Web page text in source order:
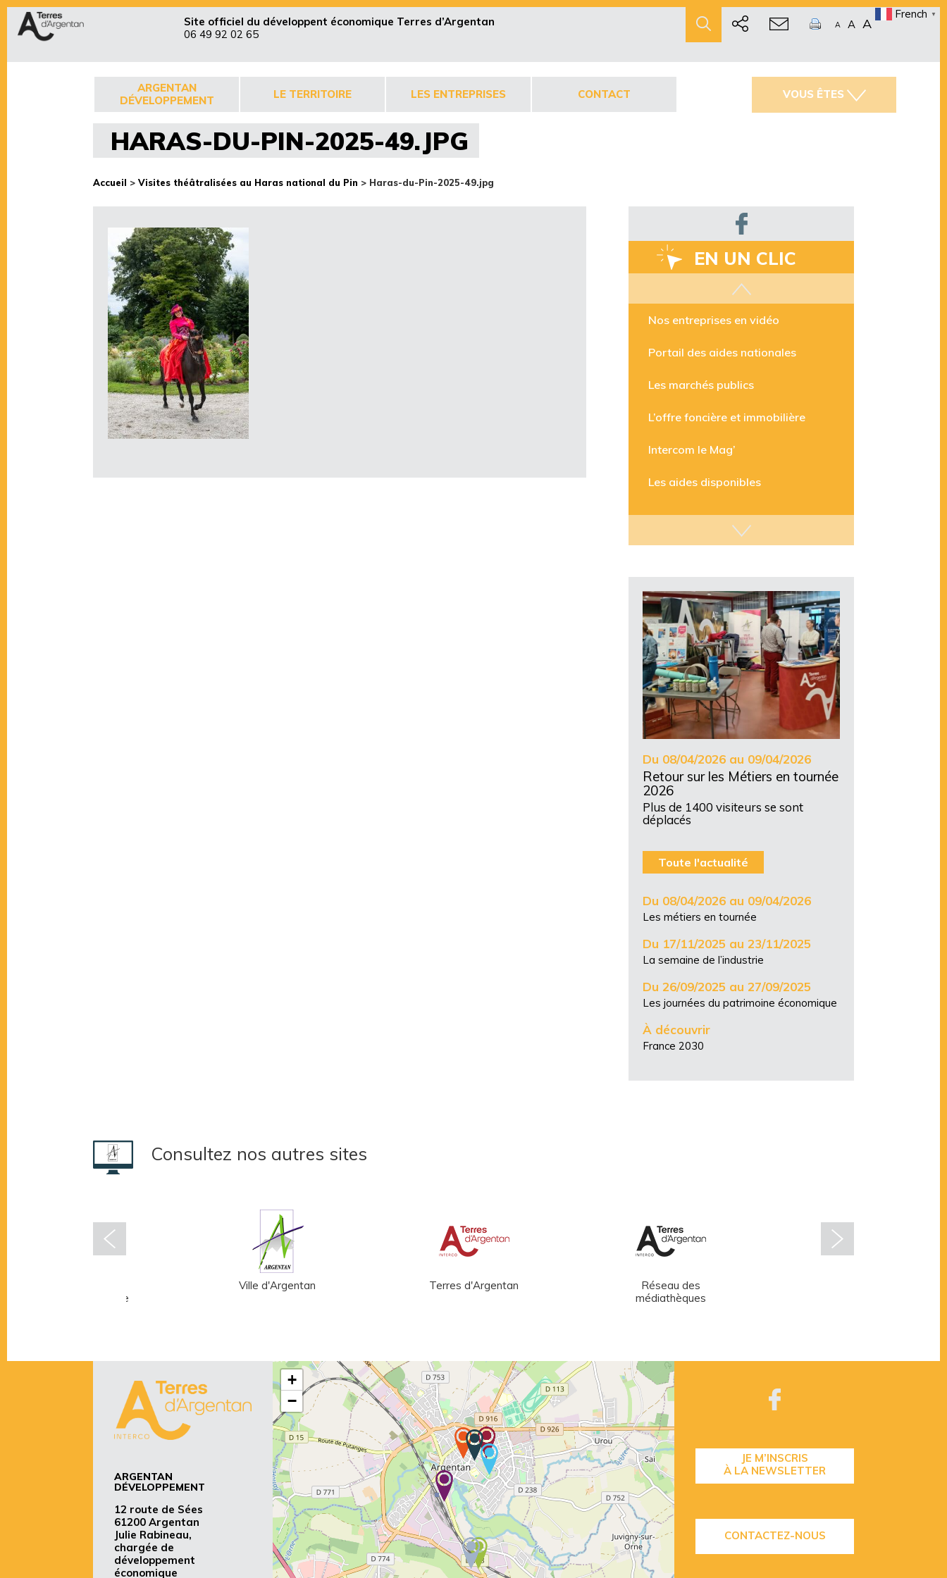
Site officiel du développent économique Terres d’Argentan
06 49 92 02 65
A A A
French ▼
ARGENTAN
DÉVELOPPEMENT
LE TERRITOIRE LES ENTREPRISES CONTACT VOUS ÊTES
HARAS-DU-PIN-2025-49.JPG
Accueil > Visites théâtralisées au Haras national du Pin > Haras-du-Pin-2025-49.jpg
EN UN CLIC
Les aides disponibles
Du 08/04/2026 au 09/04/2026
Retour sur les Métiers en tournée
2026
Plus de 1400 visiteurs se sont
déplacés
Toute l'actualité
Du 08/04/2026 au 09/04/2026
Les métiers en tournée
Du 17/11/2025 au 23/11/2025
La semaine de l’industrie
Du 26/09/2025 au 27/09/2025
Les journées du patrimoine économique
À découvrir
France 2030
Consultez nos autres sites
Léger - André Mare
Ville d'Argentan Terres d'Argentan
Réseau des
médiathèques
ARGENTAN
DÉVELOPPEMENT
12 route de Sées
61200 Argentan
Julie Rabineau,
chargée de
développement
économique
+
−
JE M’INSCRIS
À LA NEWSLETTER
CONTACTEZ-NOUS